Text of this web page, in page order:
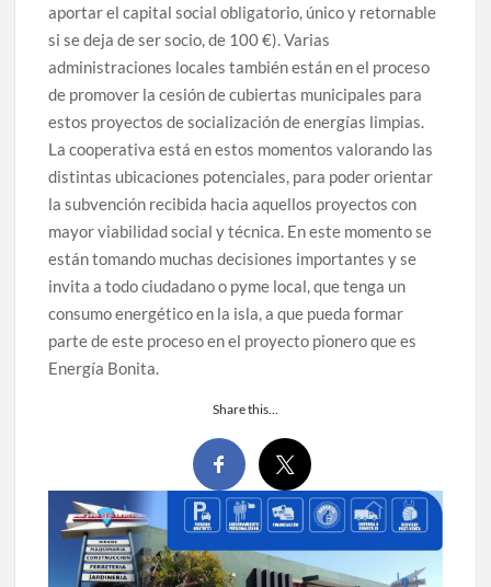
aportar el capital social obligatorio, único y retornable
si se deja de ser socio, de 100 €). Varias
administraciones locales también están en el proceso
de promover la cesión de cubiertas municipales para
estos proyectos de socialización de energías limpias.
La cooperativa está en estos momentos valorando las
distintas ubicaciones potenciales, para poder orientar
la subvención recibida hacia aquellos proyectos con
mayor viabilidad social y técnica. En este momento se
están tomando muchas decisiones importantes y se
invita a todo ciudadano o pyme local, que tenga un
consumo energético en la isla, a que pueda formar
parte de este proceso en el proyecto pionero que es
Energía Bonita.
Share this…